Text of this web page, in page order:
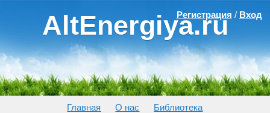
AltEnergiya.ru
Регистрация / Вход
Главная О нас Библиотека